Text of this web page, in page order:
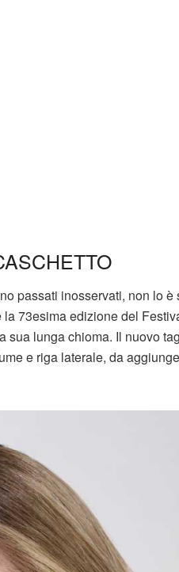
passati inosservati, non lo
73esima edizione del
sua lunga chioma. Il nuovo
e riga laterale, da